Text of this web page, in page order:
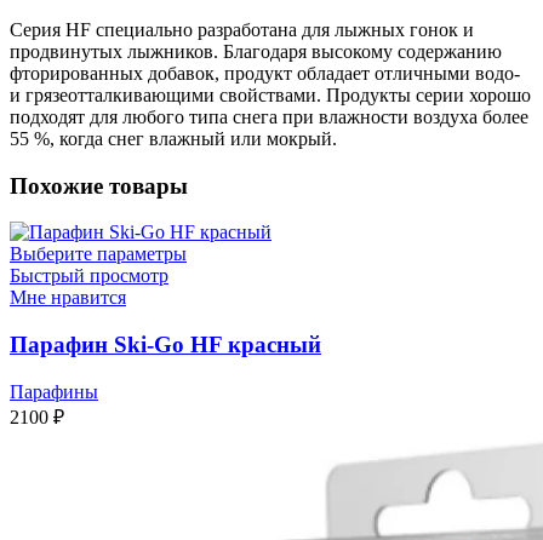
Серия HF специально разработана для лыжных гонок и
продвинутых лыжников. Благодаря высокому содержанию
фторированных добавок, продукт обладает отличными водо-
и грязеотталкивающими свойствами. Продукты серии хорошо
подходят для любого типа снега при влажности воздуха более
55 %, когда снег влажный или мокрый.
Похожие товары
Выберите параметры
Быстрый просмотр
Мне нравится
Парафин Ski-Go HF красный
Парафины
2100 ₽